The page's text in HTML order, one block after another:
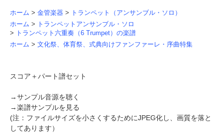
ホーム > 金管楽器 >
トランペット（アンサンブル・ソロ）
ホーム >
トランペットアンサンブル・ソロ
>
トランペット六重奏（6 Trumpet）の楽譜
ホーム > 文化祭、体育祭、式典向けファンファーレ・序曲特集
スコア＋パート譜セット
→サンプル音源を聴く
→楽譜サンプルを見る
(注：ファイルサイズを小さくするためにJPEG化し、画質を落と
してあります）